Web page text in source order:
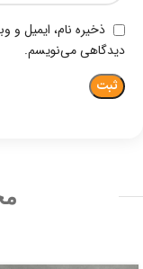
ذخیره نام، ایمیل و
دیدگاهی می‌نویسم.